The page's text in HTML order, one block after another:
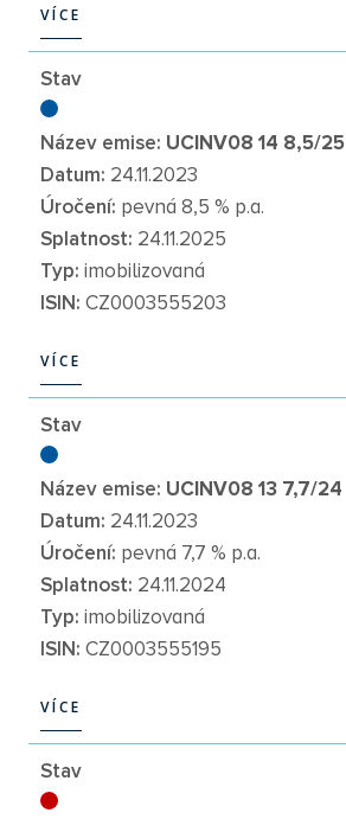
VÍCE
Stav
Název emise: UCINV08 14 8,5/25
Datum: 24.11.2023
Úročení: pevná 8,5 % p.a.
Splatnost: 24.11.2025
Typ: imobilizovaná
ISIN: CZ0003555203
VÍCE
Stav
Název emise: UCINV08 13 7,7/24
Datum: 24.11.2023
Úročení: pevná 7,7 % p.a.
Splatnost: 24.11.2024
Typ: imobilizovaná
ISIN: CZ0003555195
VÍCE
Stav